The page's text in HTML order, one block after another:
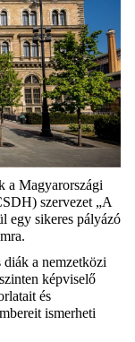
a Magyarországi
szervezet „A
egy sikeres pályázó
a nemzetközi
képviselő
és
ismerheti